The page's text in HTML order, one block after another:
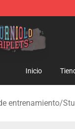
Triplets
Inicio
entrenamiento/